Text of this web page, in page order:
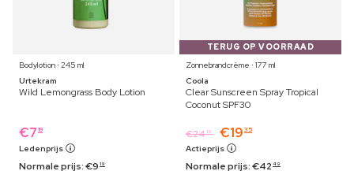
Bodylotion ⋅ 245 ml
Urtekram
Wild Lemongrass Body Lotion
€7 19
Ledenprijs
Normale prijs:€9 19
TERUG OP VOORRAAD
Zonnebrandcrème ⋅ 177 ml
Coola
Clear Sunscreen Spray Tropical
Coconut SPF30
€2419 €19 35
Actieprijs
Normale prijs:€42 49